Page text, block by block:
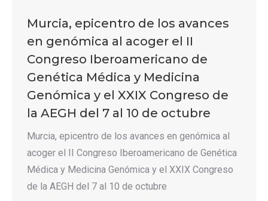
Murcia, epicentro de los avances
en genómica al acoger el II
Congreso Iberoamericano de
Genética Médica y Medicina
Genómica y el XXIX Congreso de
la AEGH del 7 al 10 de octubre
Murcia, epicentro de los avances en genómica al
acoger el II Congreso Iberoamericano de Genética
Médica y Medicina Genómica y el XXIX Congreso
de la AEGH del 7 al 10 de octubre